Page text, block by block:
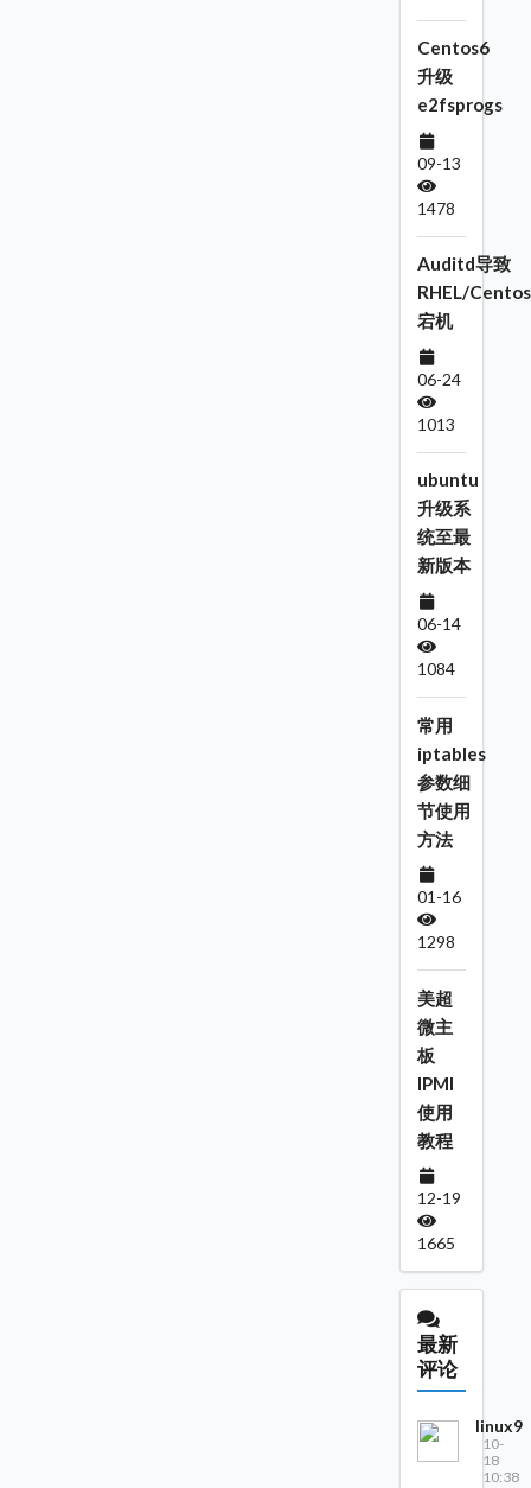
Centos6
升级
e2fsprogs
09-13
1478
Auditd导致
RHEL/Centos
宕机
06-24
1013
ubuntu
升级系
统至最
新版本
06-14
1084
常用
iptables
参数细
节使用
方法
01-16
1298
美超
微主
板
IPMI
使用
教程
12-19
1665
最新
评论
linux9
10-
18
10:38